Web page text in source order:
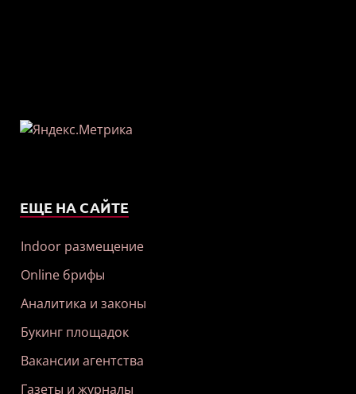
ЕЩЕ НА САЙТЕ
Indoor размещение
Online брифы
Аналитика и законы
Букинг площадок
Вакансии агентства
Газеты и журналы